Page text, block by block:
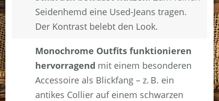
Seidenhemd eine Used-Jeans tragen.
Der Kontrast belebt den Look.
Monochrome Outfits funktionieren
hervorragend mit einem besonderen
Accessoire als Blickfang – z. B. ein
antikes Collier auf einem schwarzen